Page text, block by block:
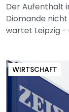
Der Aufenthalt
Diomande
wartet Leipzig -
WIRTSCHAFT